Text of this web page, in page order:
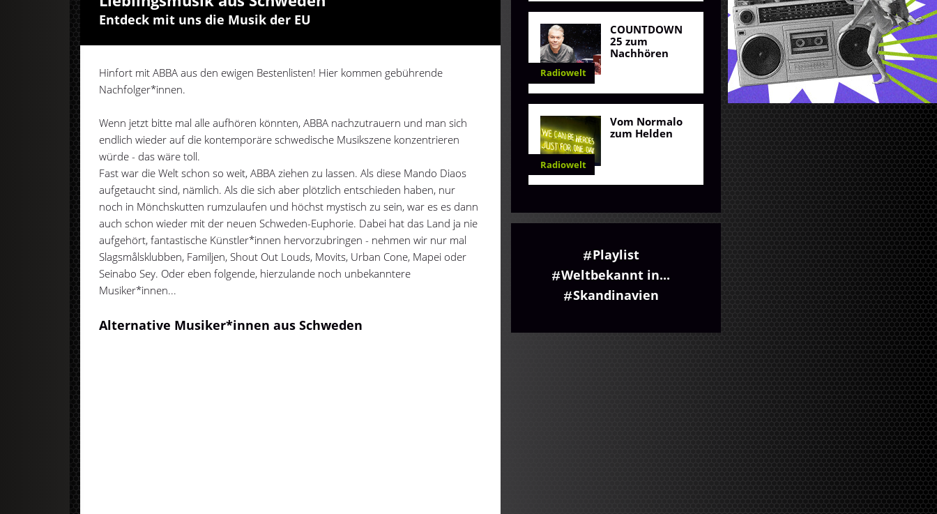
Entdeck mit uns die Musik der EU
Hinfort mit ABBA aus den ewigen Bestenlisten! Hier kommen gebührende
Nachfolger*innen.
Wenn jetzt bitte mal alle aufhören könnten, ABBA nachzutrauern und man sich
endlich wieder auf die kontemporäre schwedische Musikszene konzentrieren
würde - das wäre toll.
Fast war die Welt schon so weit, ABBA ziehen zu lassen. Als diese Mando Diaos
aufgetaucht sind, nämlich. Als die sich aber plötzlich entschieden haben, nur
noch in Mönchskutten rumzulaufen und höchst mystisch zu sein, war es es dann
auch schon wieder mit der neuen Schweden-Euphorie. Dabei hat das Land ja nie
aufgehört, fantastische Künstler*innen hervorzubringen - nehmen wir nur mal
Slagsmålsklubben, Familjen, Shout Out Louds, Movits, Urban Cone, Mapei oder
Seinabo Sey. Oder eben folgende, hierzulande noch unbekanntere
Musiker*innen...
Alternative Musiker*innen aus Schweden
Radiowelt
COUNTDOWN
25 zum
Nachhören
Radiowelt
Vom Normalo
zum Helden
Playlist
Weltbekannt in...
Skandinavien